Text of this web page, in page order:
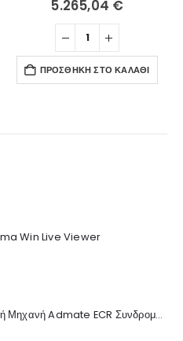
5.265,04 €
ΠΡΟΣΘΉΚΗ ΣΤΟ ΚΑΛΆΘΙ
Win Live Viewer
Cloud Ταμειακή Μηχανή Admate ECR Συνδρομή 12 μηνών